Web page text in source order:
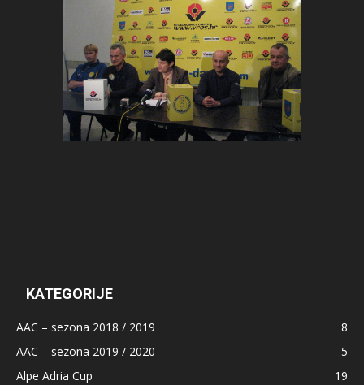
KATEGORIJE
AAC – sezona 2018 / 2019
8
AAC – sezona 2019 / 2020
5
Alpe Adria Cup
19